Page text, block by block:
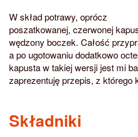
W skład potrawy, oprócz
poszatkowanej, czerwonej
wędzony boczek. Całość
a po ugotowaniu dodatkowo
kapusta w takiej wersji jest mi
zaprezentuję przepis, z
Składniki